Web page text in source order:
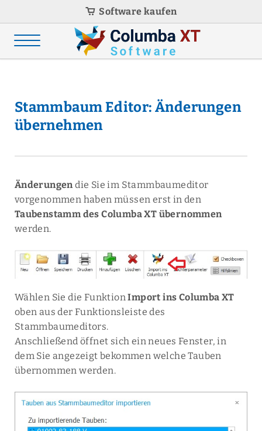
Software kaufen
Stammbaum Editor: Änderungen
übernehmen
Änderungendie Sie im Stammbaumeditor
vorgenommen haben müssen erst in den
Taubenstamm des Columba XT übernommen
werden.
Wählen Sie die FunktionImport ins Columba XT
oben aus der Funktionsleiste des
Stammbaumeditors.
Anschließend öffnet sich ein neues Fenster, in
dem Sie angezeigt bekommen welche Tauben
übernommen werden.